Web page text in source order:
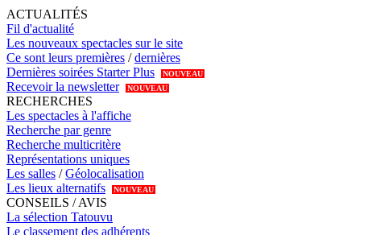
ACTUALITÉS
Fil d'actualité
Les nouveaux spectacles sur le site
Ce sont leurs premières /dernières
Dernières soirées Starter Plus
NOUVEAU
Recevoir la newsletter NOUVEAU
RECHERCHES
Les spectacles à l'affiche
Recherche par genre
Recherche multicritère
Représentations uniques
Les salles /Géolocalisation
Les lieux alternatifs
NOUVEAU
CONSEILS / AVIS
La sélection Tatouvu
Le classement des adhérents